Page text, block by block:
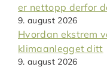
er nettopp derfor
9. august 2026
Hvordan ekstrem
klimaanlegget ditt
9. august 2026